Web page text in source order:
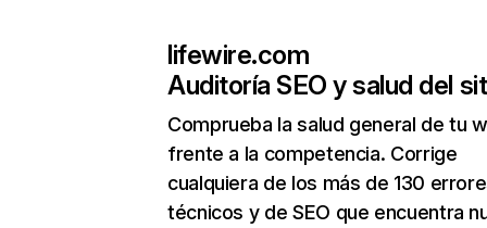
lifewire.com
Auditoría SEO y salud del
Comprueba la salud general de tu
frente a la competencia. Corrige
cualquiera de los más de 130
técnicos y de SEO que encuentra